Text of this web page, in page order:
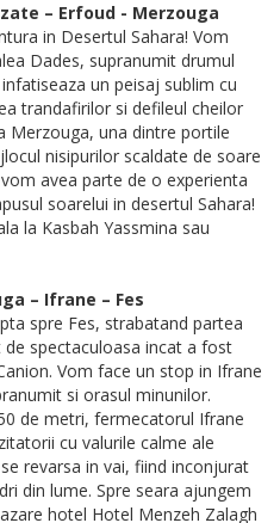
– Erfoud - Merzouga
in Desertul Sahara! Vom
Dades, supranumit drumul
un peisaj sublim cu
trandafirilor si defileul cheilor
Merzouga, una dintre portile
nisipurilor scaldate de soare
avea parte de o experienta
soarelui in desertul Sahara!
la Kasbah Yassmina sau
– Ifrane – Fes
spre Fes, strabatand partea
spectaculoasa incat a fost
Vom face un stop in Ifrane
si orasul minunilor.
de metri, fermecatorul Ifrane
cu valurile calme ale
revarsa in vai, fiind inconjurat
din lume. Spre seara ajungem
hotel Hotel Menzeh Zalagh